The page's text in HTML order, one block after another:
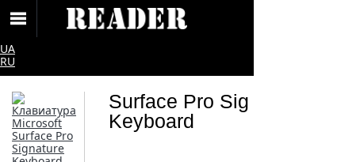
UA
RU
Surface Pro Sig
Keyboard